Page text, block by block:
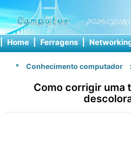
| Home | Ferragens |
* Conhecimento computador
Como corrigir uma